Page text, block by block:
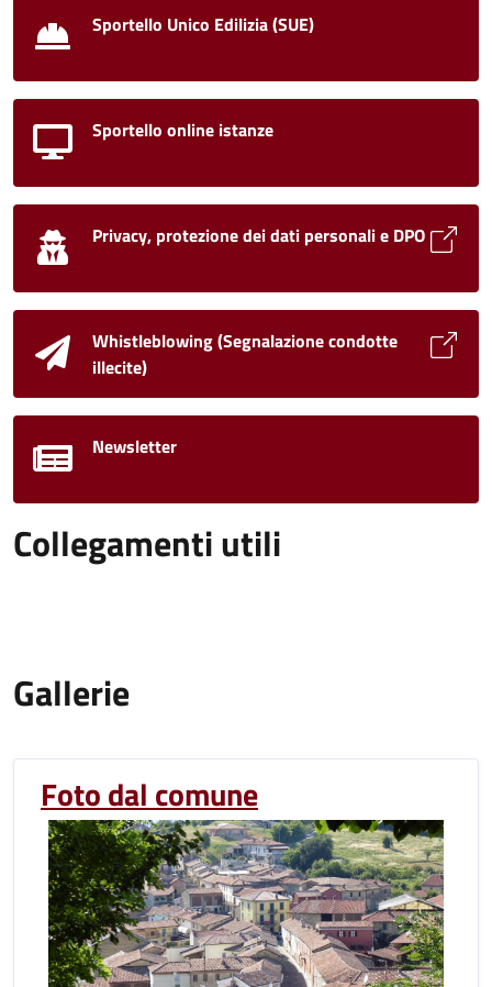
Sportello Unico Edilizia (SUE)
Sportello online istanze
Privacy, protezione dei dati personali e DPO
Whistleblowing (Segnalazione condotte
illecite)
Newsletter
Collegamenti utili
Gallerie
Foto dal comune